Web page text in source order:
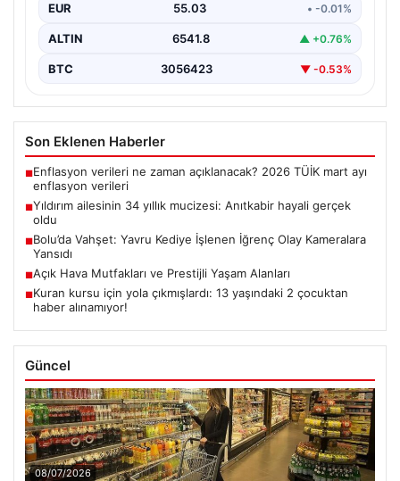
EUR 55.03 • -0.01%
ALTIN 6541.8 ▲ +0.76%
BTC 3056423 ▼ -0.53%
Son Eklenen Haberler
■Enflasyon verileri ne zaman açıklanacak? 2026 TÜİK mart ayı
enflasyon verileri
■Yıldırım ailesinin 34 yıllık mucizesi: Anıtkabir hayali gerçek
oldu
■Bolu’da Vahşet: Yavru Kediye İşlenen İğrenç Olay Kameralara
Yansıdı
■Açık Hava Mutfakları ve Prestijli Yaşam Alanları
■Kuran kursu için yola çıkmışlardı: 13 yaşındaki 2 çocuktan
haber alınamıyor!
Güncel
08/07/2026